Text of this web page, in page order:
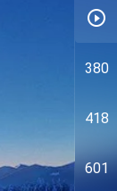
380
418
601